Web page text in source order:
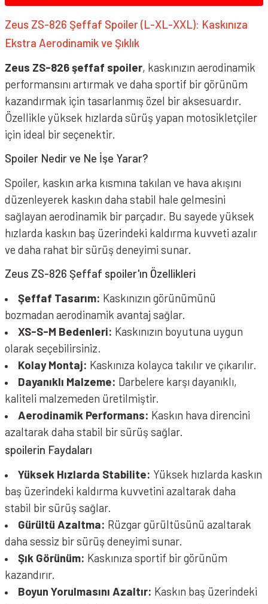
Zeus ZS-826 Şeffaf Spoiler (L-XL-XXL): Kaskınıza
Ekstra Aerodinamik ve Şıklık
Zeus ZS-826 şeffaf spoiler, kaskınızın aerodinamik
performansını artırmak ve daha sportif bir görünüm
kazandırmak için tasarlanmış özel bir aksesuardır.
Özellikle yüksek hızlarda sürüş yapan motosikletçiler
için ideal bir seçenektir.
Spoiler Nedir ve Ne İşe Yarar?
Spoiler, kaskın arka kısmına takılan ve hava akışını
düzenleyerek kaskın daha stabil hale gelmesini
sağlayan aerodinamik bir parçadır. Bu sayede yüksek
hızlarda kaskın baş üzerindeki kaldırma kuvveti azalır
ve daha rahat bir sürüş deneyimi sunar.
Zeus ZS-826 Şeffaf spoiler'ın Özellikleri
Şeffaf Tasarım: Kaskınızın görünümünü
bozmadan aerodinamik avantaj sağlar.
XS-S-M Bedenleri: Kaskınızın boyutuna uygun
olarak seçebilirsiniz.
Kolay Montaj: Kaskınıza kolayca takılır ve çıkarılır.
Dayanıklı Malzeme: Darbelere karşı dayanıklı,
kaliteli malzemeden üretilmiştir.
Aerodinamik Performans: Kaskın hava direncini
azaltarak daha stabil bir sürüş sağlar.
spoilerin Faydaları
Yüksek Hızlarda Stabilite: Yüksek hızlarda kaskın
baş üzerindeki kaldırma kuvvetini azaltarak daha
stabil bir sürüş sağlar.
Gürültü Azaltma: Rüzgar gürültüsünü azaltarak
daha sessiz bir sürüş deneyimi sunar.
Şık Görünüm: Kaskınıza sportif bir görünüm
kazandırır.
Boyun Yorulmasını Azaltır: Kaskın baş üzerindeki